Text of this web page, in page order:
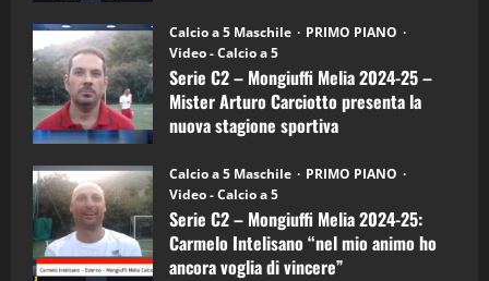
Calcio a 5 Maschile
PRIMO PIANO
Video - Calcio a 5
Serie C2 – Mongiuffi Melia 2024-25 –
Mister Arturo Carciotto presenta la
nuova stagione sportiva
Calcio a 5 Maschile
PRIMO PIANO
Video - Calcio a 5
Serie C2 – Mongiuffi Melia 2024-25:
Carmelo Intelisano “nel mio animo ho
ancora voglia di vincere”
1
“SportEmpire” in Podcast: 30^ Puntata
(Martedi 05 Maggio 2026)
08/05/2026
2
“SportEmpire” in Podcast: 29^ Puntata
(Martedi 28 Aprile 2026)
28/04/2026